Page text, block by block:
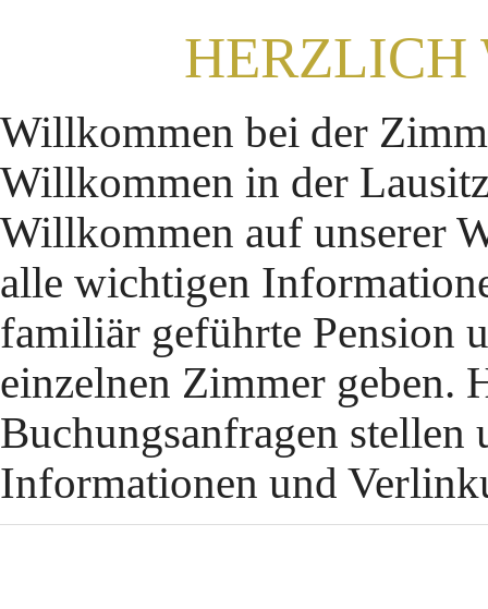
Willkommen bei der
Willkommen in der
Willkommen auf unserer
alle wichtigen
familiär geführte Pension
einzelnen Zimmer geben.
Buchungsanfragen
Informationen und